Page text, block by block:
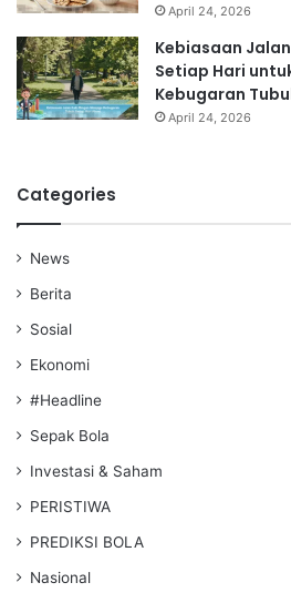
April 24, 2026
Kebiasaan
Setiap Hari
Kebugaran
April 24, 2026
Categories
News
Berita
Sosial
Ekonomi
#Headline
Sepak Bola
Investasi & Saham
PERISTIWA
PREDIKSI BOLA
Nasional